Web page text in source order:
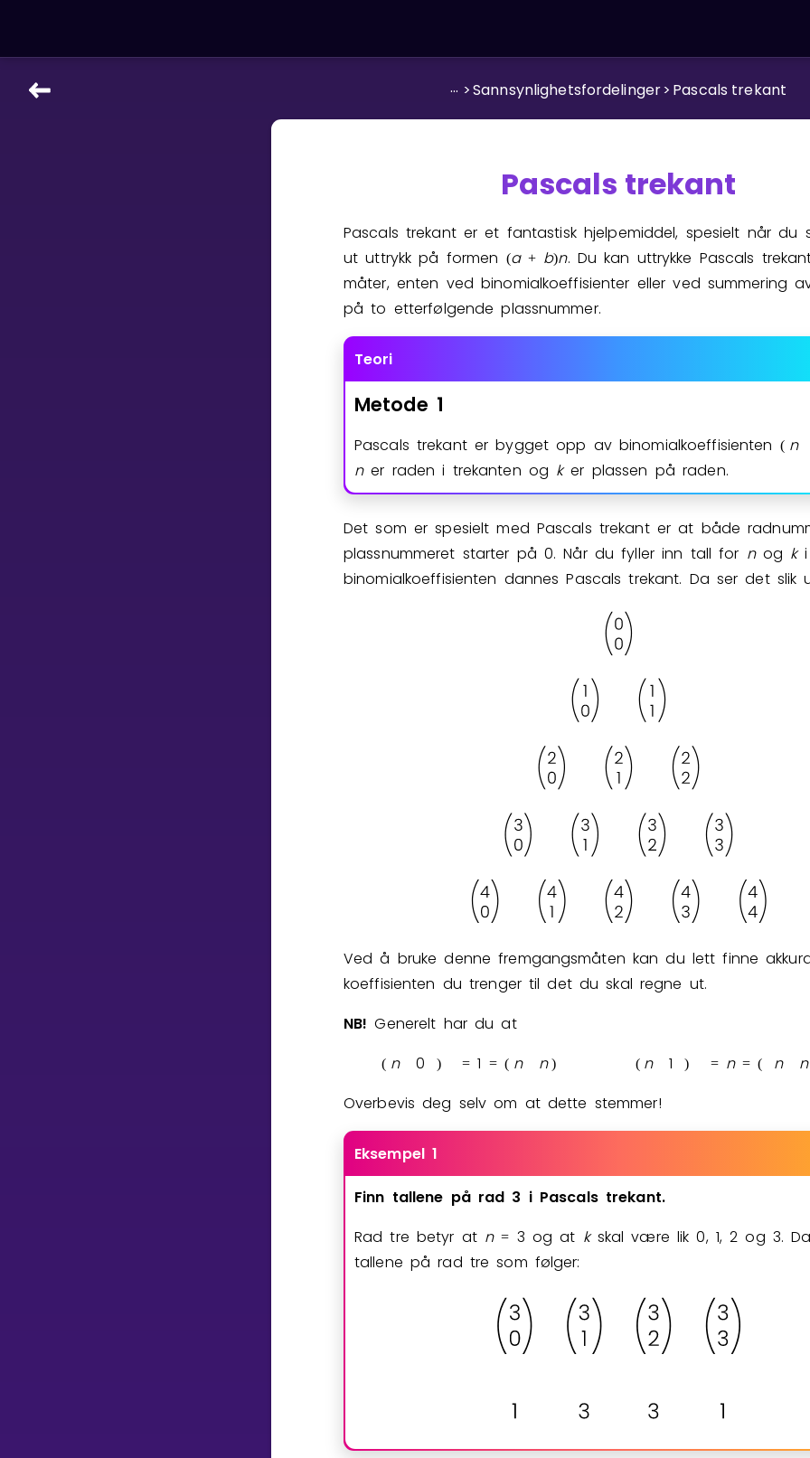
Bestill privatundervisning
... >Sannsynlighetsfordelinger> Pascals trekant
Pascals trekant
Pascals trekant er et fantastisk hjelpemiddel, spesielt når du
ut uttrykk på formen (a + b)n. Du kan uttrykke Pascals
måter, enten ved binomialkoeffisienter eller ved summering
på to etterfølgende plassnummer.
Teori
Metode 1
Pascals trekant er bygget opp av binomialkoeffisienten ( n
ner raden i trekanten og ker plassen på raden.
Det som er spesielt med Pascals trekant er at både
plassnummeret starter på 0. Når du fyller inn tall for nog ki
binomialkoeffisienten dannes Pascals trekant. Da ser det slik
Ved å bruke denne fremgangsmåten kan du lett finne
koeffisienten du trenger til det du skal regne ut.
NB! Generelt har du at
( n 0 ) = 1 = ( n n ) ( n 1 ) = n = ( n n
Overbevis deg selv om at dette stemmer!
Eksempel 1
Finn tallene på rad 3 i Pascals trekant.
Rad tre betyr at n = 3 og at kskal være lik 0, 1, 2 og 3.
tallene på rad tre som følger: